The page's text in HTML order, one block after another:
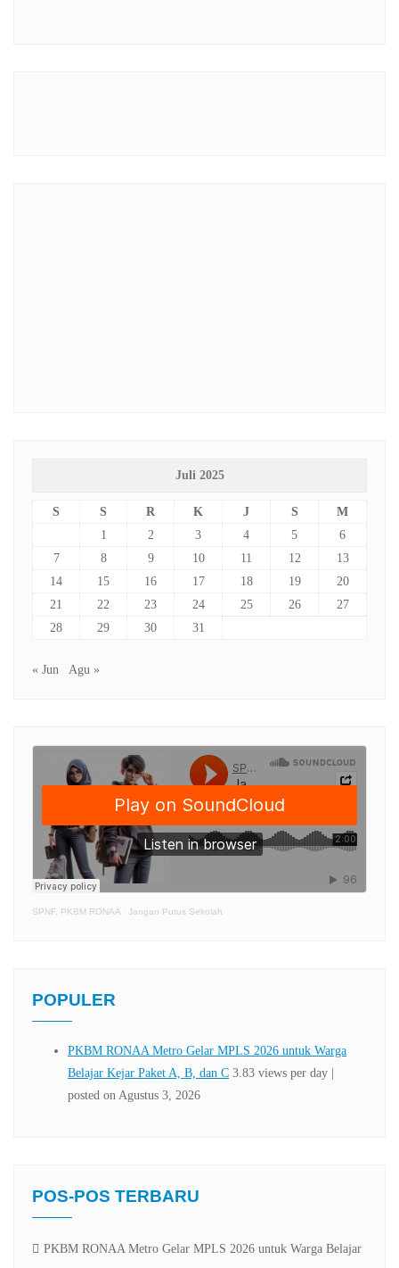
Juli 2025
S S R K J S
M
1
2 3 4 5
6
7
8 9 10 11 12
13
14
15 16 17 18 19
20
21
22 23 24 25 26
27
28
29 30 31
« Jun Agu »
SPNF. PKBM RONAA · Jangan Putus Sekolah
POPULER
POS-POS TERBARU
PKBM RONAA Metro Gelar MPLS 2026 untuk Warga Belajar